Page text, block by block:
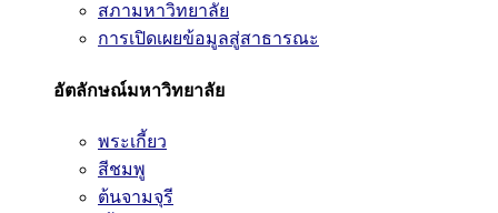
สภามหาวิทยาลัย
การเปิดเผยข้อมูลสู่สาธารณะ
อัตลักษณ์มหาวิทยาลัย
พระเกี้ยว
สีชมพู
ต้นจามจุรี